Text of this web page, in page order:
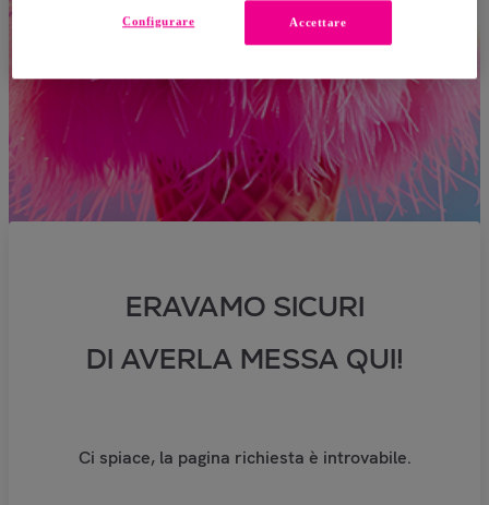
ERAVAMO SICURI
DI AVERLA MESSA QUI!
Ci spiace, la pagina richiesta è introvabile.
Accettare
Configurare